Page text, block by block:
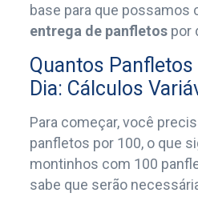
base para que possamos
entrega de panfletospor
Quantos
Dia: Cálculos
Para começar, você
panfletos por 100, o que
montinhos com 100
sabe que serão